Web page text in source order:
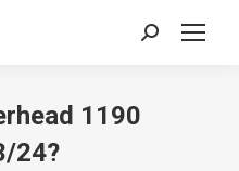
Search:
1190
24?